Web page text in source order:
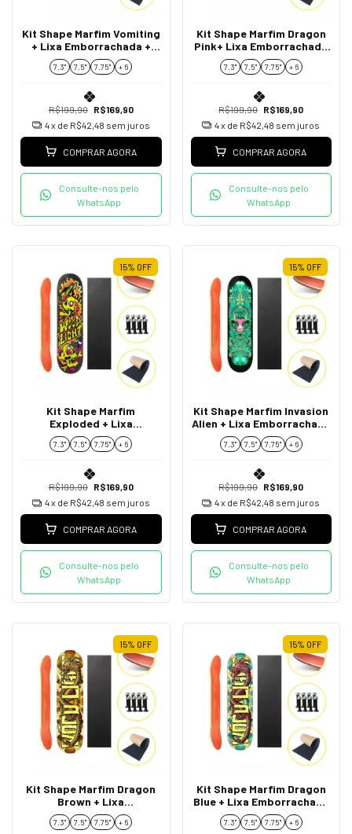
Kit Shape Marfim Vomiting
+ Lixa Emborrachada +
Parafusos de Base
7.3" 7.5" 7.75'' + 6
R$199,90 R$169,90
4x de R$42,48 sem juros
COMPRAR AGORA
Consulte-nos pelo
WhatsApp
Kit Shape Marfim Dragon
Pink+ Lixa Emborrachada
+ Parafusos de Base
7.3" 7.5" 7.75'' + 6
R$199,90 R$169,90
4x de R$42,48 sem juros
COMPRAR AGORA
Consulte-nos pelo
WhatsApp
15% OFF
Kit Shape Marfim
Exploded + Lixa
Emborrachada +
Parafusos de Base
7.3" 7.5" 7.75'' + 6
R$199,90 R$169,90
4x de R$42,48 sem juros
COMPRAR AGORA
Consulte-nos pelo
WhatsApp
15% OFF
Kit Shape Marfim Invasion
Alien + Lixa Emborrachada
+ Parafusos de Base
7.3" 7.5" 7.75'' + 6
R$199,90 R$169,90
4x de R$42,48 sem juros
COMPRAR AGORA
Consulte-nos pelo
WhatsApp
15% OFF
Kit Shape Marfim Dragon
Brown + Lixa
Emborrachada +
Parafusos de Base
7.3" 7.5" 7.75'' + 6
15% OFF
Kit Shape Marfim Dragon
Blue + Lixa Emborrachada
+ Parafusos de Base
7.3" 7.5" 7.75'' + 6